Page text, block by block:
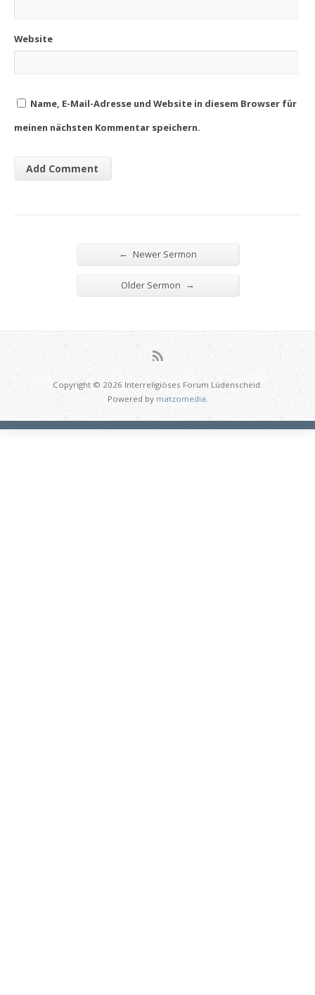
Website
Name, E-Mail-Adresse und Website in diesem Browser für
meinen nächsten Kommentar speichern.
← Newer Sermon
Older Sermon →
Copyright © 2026 Interreligiöses Forum Lüdenscheid.
Powered by matzomedia.